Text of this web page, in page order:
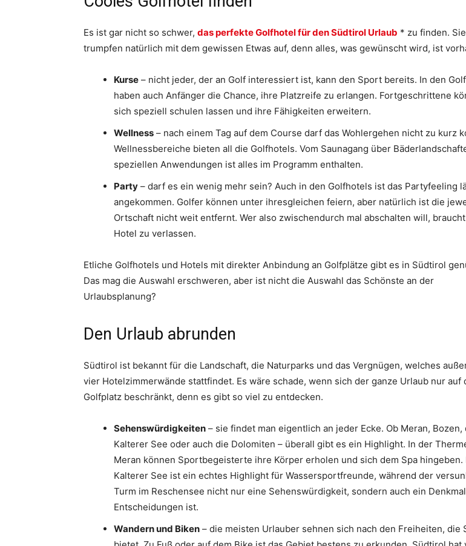
Es ist gar nicht so schwer, das perfekte Golfhotel für den Südtirol Urlaub * zu finden. Sie
trumpfen natürlich mit dem gewissen Etwas auf, denn alles, was gewünscht wird, ist
Kurse – nicht jeder, der an Golf interessiert ist, kann den Sport bereits. In den
haben auch Anfänger die Chance, ihre Platzreife zu erlangen. Fortgeschrittene
sich speziell schulen lassen und ihre Fähigkeiten erweitern.
Wellness – nach einem Tag auf dem Course darf das Wohlergehen nicht zu kurz
Wellnessbereiche bieten all die Golfhotels. Vom Saunagang über
speziellen Anwendungen ist alles im Programm enthalten.
Party – darf es ein wenig mehr sein? Auch in den Golfhotels ist das Partyfeeling
angekommen. Golfer können unter ihresgleichen feiern, aber natürlich ist die
Ortschaft nicht weit entfernt. Wer also zwischendurch mal abschalten will,
Hotel zu verlassen.
Etliche Golfhotels und Hotels mit direkter Anbindung an Golfplätze gibt es in Südtirol
Das mag die Auswahl erschweren, aber ist nicht die Auswahl das Schönste an der
Urlaubsplanung?
Den Urlaub abrunden
Südtirol ist bekannt für die Landschaft, die Naturparks und das Vergnügen, welches
vier Hotelzimmerwände stattfindet. Es wäre schade, wenn sich der ganze Urlaub nur auf
Golfplatz beschränkt, denn es gibt so viel zu entdecken.
Sehenswürdigkeiten – sie findet man eigentlich an jeder Ecke. Ob Meran, Bozen,
Kalterer See oder auch die Dolomiten – überall gibt es ein Highlight. In der
Meran können Sportbegeisterte ihre Körper erholen und sich dem Spa hingeben.
Kalterer See ist ein echtes Highlight für Wassersportfreunde, während der
Turm im Reschensee nicht nur eine Sehenswürdigkeit, sondern auch ein
Entscheidungen ist.
Wandern und Biken – die meisten Urlauber sehnen sich nach den Freiheiten, die